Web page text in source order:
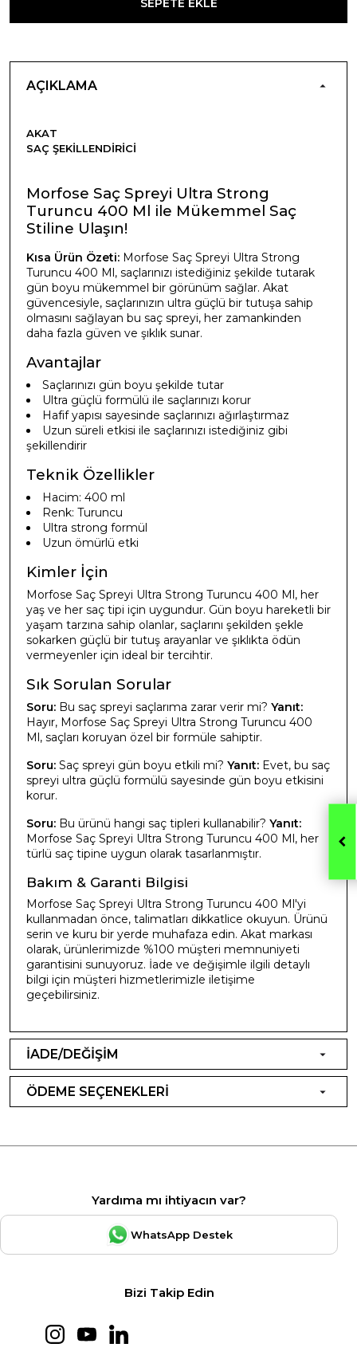
SEPETE EKLE
AÇIKLAMA
AKAT
SAÇ ŞEKILLENDIRICI
Morfose Saç Spreyi Ultra Strong
Turuncu 400 Ml ile Mükemmel Saç
Stiline Ulaşın!
Kısa Ürün Özeti: Morfose Saç Spreyi Ultra Strong
Turuncu 400 Ml, saçlarınızı istediğiniz şekilde tutarak
gün boyu mükemmel bir görünüm sağlar. Akat
güvencesiyle, saçlarınızın ultra güçlü bir tutuşa sahip
olmasını sağlayan bu saç spreyi, her zamankinden
daha fazla güven ve şıklık sunar.
Avantajlar
Saçlarınızı gün boyu şekilde tutar
Ultra güçlü formülü ile saçlarınızı korur
Hafif yapısı sayesinde saçlarınızı ağırlaştırmaz
Uzun süreli etkisi ile saçlarınızı istediğiniz gibi
şekillendirir
Teknik Özellikler
Hacim: 400 ml
Renk: Turuncu
Ultra strong formül
Uzun ömürlü etki
Kimler İçin
Morfose Saç Spreyi Ultra Strong Turuncu 400 Ml, her
yaş ve her saç tipi için uygundur. Gün boyu hareketli bir
yaşam tarzına sahip olanlar, saçlarını şekilden şekle
sokarken güçlü bir tutuş arayanlar ve şıklıkta ödün
vermeyenler için ideal bir tercihtir.
Sık Sorulan Sorular
Soru: Bu saç spreyi saçlarıma zarar verir mi? Yanıt:
Hayır, Morfose Saç Spreyi Ultra Strong Turuncu 400
Ml, saçları koruyan özel bir formüle sahiptir.
Soru: Saç spreyi gün boyu etkili mi? Yanıt: Evet, bu saç
spreyi ultra güçlü formülü sayesinde gün boyu etkisini
korur.
Soru: Bu ürünü hangi saç tipleri kullanabilir? Yanıt:
Morfose Saç Spreyi Ultra Strong Turuncu 400 Ml, her
türlü saç tipine uygun olarak tasarlanmıştır.
Bakım & Garanti Bilgisi
Morfose Saç Spreyi Ultra Strong Turuncu 400 Ml'yi
kullanmadan önce, talimatları dikkatlice okuyun. Ürünü
serin ve kuru bir yerde muhafaza edin. Akat markası
olarak, ürünlerimizde %100 müşteri memnuniyeti
garantisini sunuyoruz. İade ve değişimle ilgili detaylı
bilgi için müşteri hizmetlerimizle iletişime
geçebilirsiniz.
İADE/DEĞİŞİM
ÖDEME SEÇENEKLERİ
Yardıma mı ihtiyacın var?
WhatsApp Destek
Bizi Takip Edin